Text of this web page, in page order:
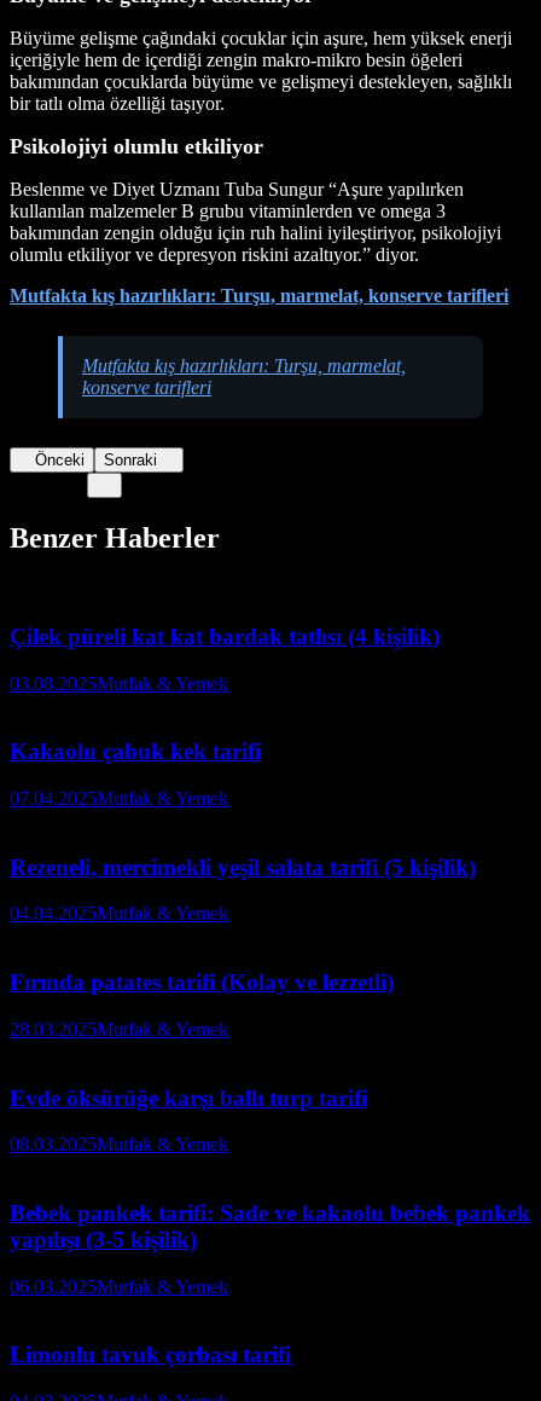
Büyüme gelişme çağındaki çocuklar için aşure, hem yüksek enerji
içeriğiyle hem de içerdiği zengin makro-mikro besin öğeleri
bakımından çocuklarda büyüme ve gelişmeyi destekleyen, sağlıklı
bir tatlı olma özelliği taşıyor.
Psikolojiyi olumlu etkiliyor
Beslenme ve Diyet Uzmanı Tuba Sungur “Aşure yapılırken
kullanılan malzemeler B grubu vitaminlerden ve omega 3
bakımından zengin olduğu için ruh halini iyileştiriyor, psikolojiyi
olumlu etkiliyor ve depresyon riskini azaltıyor.” diyor.
Mutfakta kış hazırlıkları: Turşu, marmelat, konserve tarifleri
Mutfakta kış hazırlıkları: Turşu, marmelat,
konserve tarifleri
Önceki Sonraki
Benzer Haberler
Çilek püreli kat kat bardak tatlısı (4 kişilik)
03.08.2025Mutfak & Yemek
Kakaolu çabuk kek tarifi
07.04.2025Mutfak & Yemek
Rezeneli, mercimekli yeşil salata tarifi (5 kişilik)
04.04.2025Mutfak & Yemek
Fırında patates tarifi (Kolay ve lezzetli)
28.03.2025Mutfak & Yemek
Evde öksürüğe karşı ballı turp tarifi
08.03.2025Mutfak & Yemek
Bebek pankek tarifi: Sade ve kakaolu bebek pankek
yapılışı (3-5 kişilik)
06.03.2025Mutfak & Yemek
Limonlu tavuk çorbası tarifi